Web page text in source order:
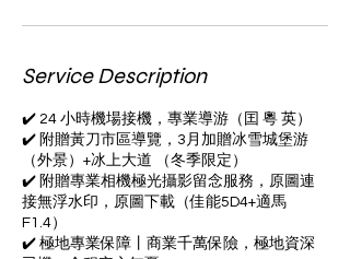
Service Description
✔️ 24 小時機場接機，專業導游（囯 粵 英）
✔️ 附贈黃刀市區導覽，3月加贈冰雪城堡游
（外景）+冰上大道 （冬季限定）
✔️ 附贈專業相機極光攝影留念服務，原圖連
接無浮水印，原圖下載（佳能5D4+適馬
F1.4）
✔️ 極地專業保障丨商業千萬保險，極地資深